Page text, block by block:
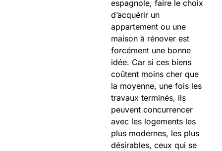
espagnole, faire le choix
d’acquérir un
appartement ou une
maison à rénover est
forcément une bonne
idée. Car si ces biens
coûtent moins cher que
la moyenne, une fois les
travaux terminés, ils
peuvent concurrencer
avec les logements les
plus modernes, les plus
désirables, ceux qui se